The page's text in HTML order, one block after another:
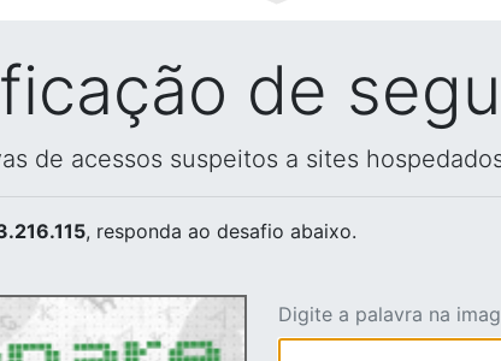
de
de acessos suspeitos a sites
, responda ao desafio abaixo.
Digite a palavra na